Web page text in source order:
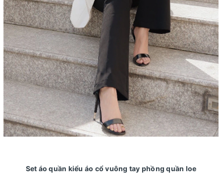
Set áo quần kiểu áo cổ vuông tay phồng quần loe